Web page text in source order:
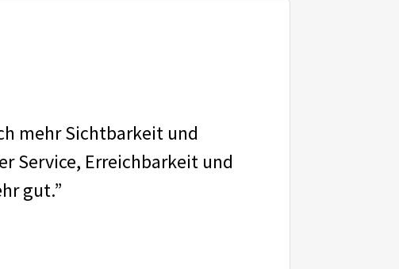
mehr Sichtbarkeit und
Service, Erreichbarkeit und
gut.”